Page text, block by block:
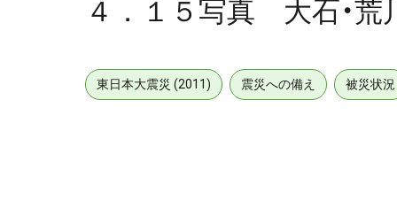
４．１５写真 大石・荒
東日本大震災 (2011) 震災への備え 被災状況